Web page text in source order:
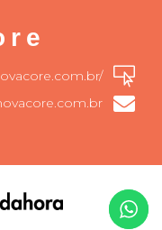

